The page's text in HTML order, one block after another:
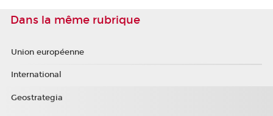
Dans la même rubrique
Union européenne
International
Geostrategia